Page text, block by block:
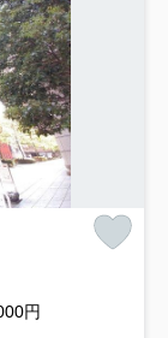
円